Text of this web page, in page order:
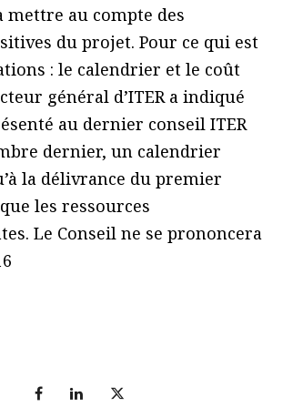
mettre au compte des
du projet. Pour ce qui est
: le calendrier et le coût
général d’ITER a indiqué
au dernier conseil ITER
dernier, un calendrier
la délivrance du premier
les ressources
Le Conseil ne se prononcera